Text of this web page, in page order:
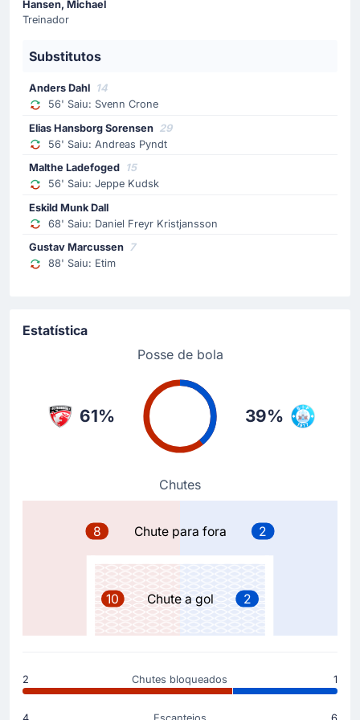
substituir Oliver Ross no Silkeborg IF.
Substituição
Eskild Munk Dall
FC Fredericia faz a sua quarta substituição, saindo
Daniel Freyr Kristjansson e entrando Eskild Munk Dall.
Substituição
Callum McCowatt
Julius Lorents Nielsen
Malthe Ladefoged
Malthe Ladefoged substituiu Jeppe Kudsk no FC
Fredericia, no Parque Monjasa.
56'
Andreas Pyndt
Elias Hansborg Sorensen
substituição, com Elias Hansborg Sorensen entrando
56'
Anders Dahl substituiu Svenn Crone no FC Fredericia,
Hansen, Michael
Treinador
Substitutos
Anders Dahl 14
56' Saiu: Svenn Crone
Elias Hansborg Sorensen 29
56' Saiu: Andreas Pyndt
Malthe Ladefoged 15
56' Saiu: Jeppe Kudsk
Eskild Munk Dall
68' Saiu: Daniel Freyr Kristjansson
Gustav Marcussen 7
88' Saiu: Etim
Estatística
Posse de bola
61% 39%
Chutes
8 Chute para fora 2
10 Chute a gol 2
2 Chutes bloqueados 1